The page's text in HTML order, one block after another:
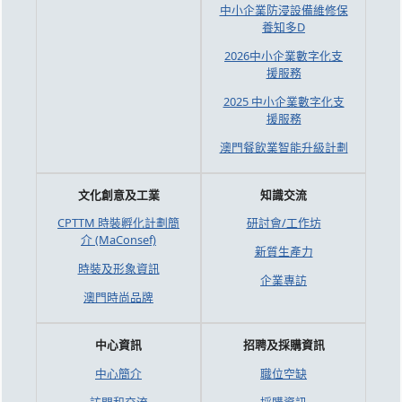
中小企業防浸設備維修保
養知多D
2026中小企業數字化支
援服務
2025 中小企業數字化支
援服務
澳門餐飲業智能升級計劃
文化創意及工業
CPTTM 時裝孵化計劃簡
介 (MaConsef)
時裝及形象資訊
澳門時尚品牌
知識交流
研討會/工作坊
新質生產力
企業專訪
中心資訊
中心簡介
招聘及採購資訊
職位空缺